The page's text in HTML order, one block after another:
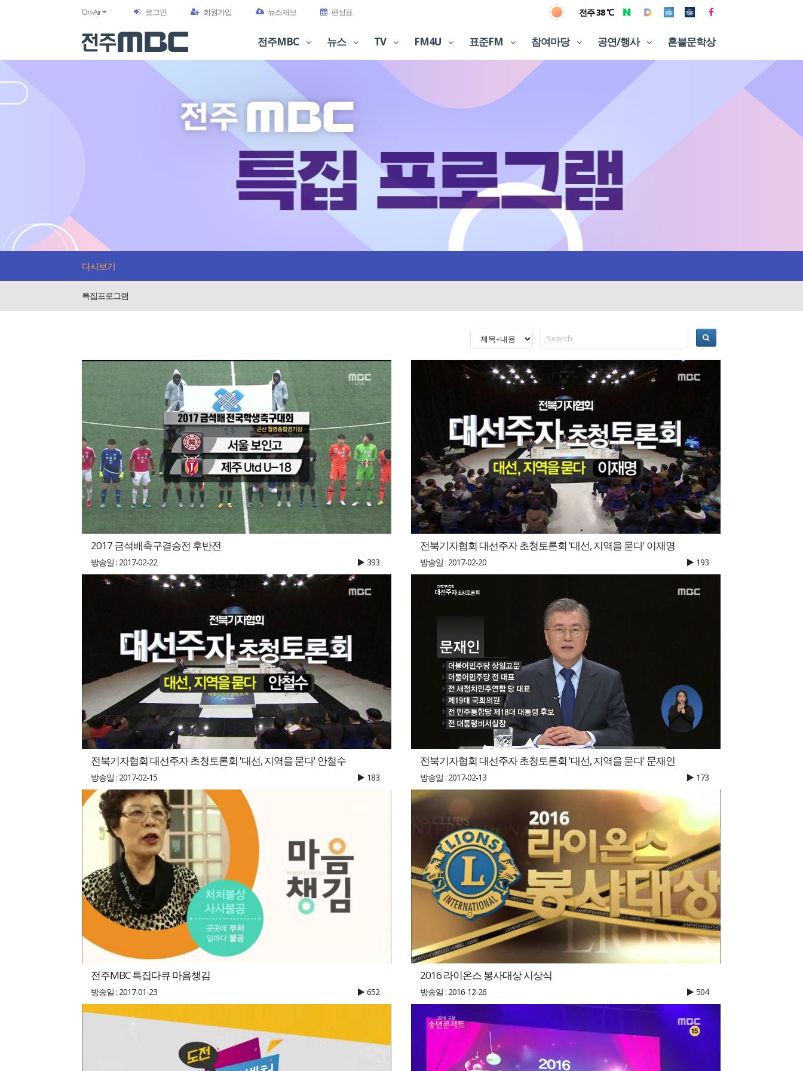
On-Air 로그인 회원가입 뉴스제보 편성표 전주 38 ℃
전주MBC 뉴스 TV FM4U 표준FM 참여마당 공연/행사 혼불문학상
다시보기
특집프로그램
2017 금석배축구결승전 후반전
방송일 : 2017-02-22 393
전북기자협회 대선주자 초청토론회 '대선, 지역을 묻다' 이재명
방송일 : 2017-02-20 193
전북기자협회 대선주자 초청토론회 '대선, 지역을 묻다' 안철수
방송일 : 2017-02-15 183
전북기자협회 대선주자 초청토론회 '대선, 지역을 묻다' 문재인
방송일 : 2017-02-13 173
전주MBC 특집다큐 마음챙김
방송일 : 2017-01-23 652
2016 라이온스 봉사대상 시상식
방송일 : 2016-12-26 504